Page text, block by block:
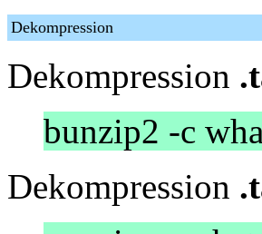
Dekompression
Dekompression
bunzip2 -c
Dekompression